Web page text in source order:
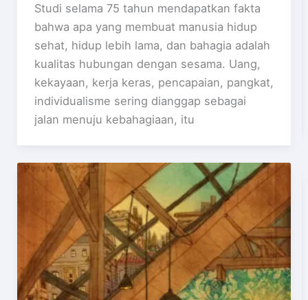
Studi selama 75 tahun mendapatkan fakta
bahwa apa yang membuat manusia hidup
sehat, hidup lebih lama, dan bahagia adalah
kualitas hubungan dengan sesama. Uang,
kekayaan, kerja keras, pencapaian, pangkat,
individualisme sering dianggap sebagai
jalan menuju kebahagiaan, itu